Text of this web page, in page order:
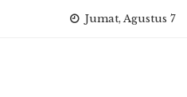
Jumat, Agustus 7